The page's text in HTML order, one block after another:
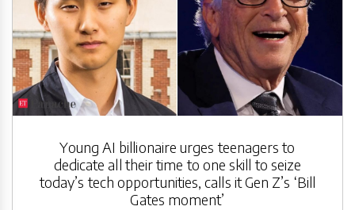
Young AI billionaire urges teenagers to
dedicate all their time to one skill to seize
today’s tech opportunities, calls it Gen Z’s ‘Bill
Gates moment’